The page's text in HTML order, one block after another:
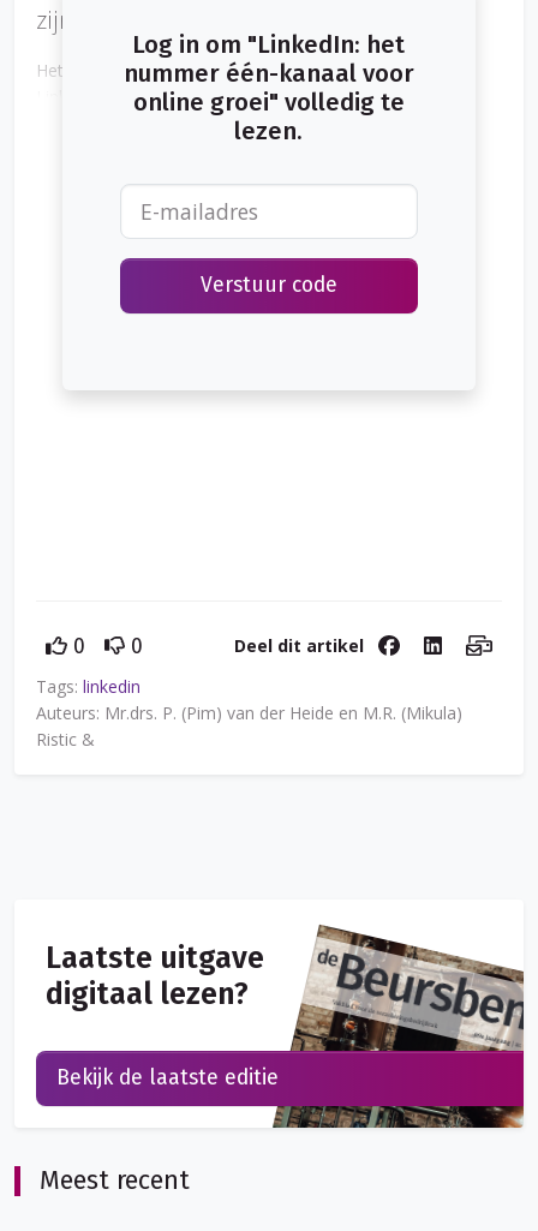
zijn.
Het aantal ondernemers dat wil groeien en opvallen op
LinkedIn neemt dagelijks toe. Veel ondernemers om ons
heen gaan daarom massaal aan de slag met hun LinkedIn-
Log in om "LinkedIn: het
nummer één-kanaal voor
online groei" volledig te
lezen.
Verstuur code
0 0
Deel dit artikel
Tags: linkedin
Auteurs: Mr.drs. P. (Pim) van der Heide en M.R. (Mikula)
Ristic &
Meest recent
Laatste uitgave
digitaal lezen?
Bekijk de laatste editie